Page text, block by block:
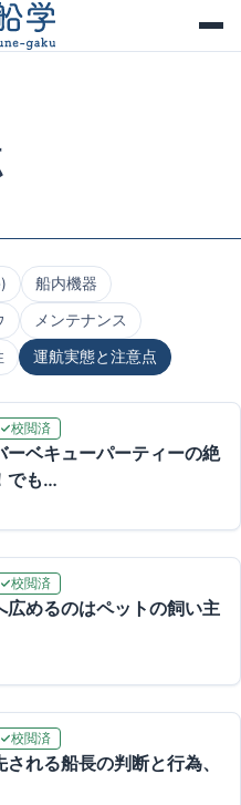
船内機器
メンテナンス
運航実態と注意点
校閲済
ーベキューパーティーの絶
でも…
校閲済
広めるのはペットの飼い主
校閲済
れる船長の判断と行為、